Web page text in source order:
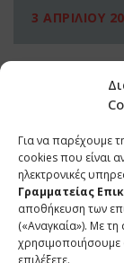
Για να παρέχουμε
cookies που είναι
ηλεκτρονικές
Γραμματείας
αποθήκευση των
(«Αναγκαία»). Με
επιλέξετε.
3 ΑΠΡΙΛΙΟΥ